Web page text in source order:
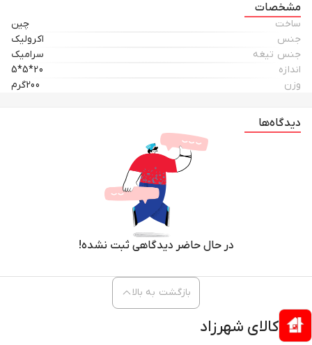
مشخصات
ساخت
چین
جنس
اکرولیک
جنس تیغه
سرامیک
اندازه
20*5*5
وزن
200گرم
دیدگاه‌ها
در حال حاضر دیدگاهی ثبت نشده!
کالای شهرزاد
بازگشت به بالا